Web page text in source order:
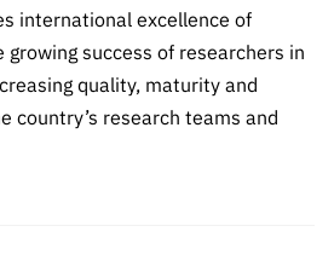
international excellence of
success of researchers in
quality, maturity and
country’s research teams and